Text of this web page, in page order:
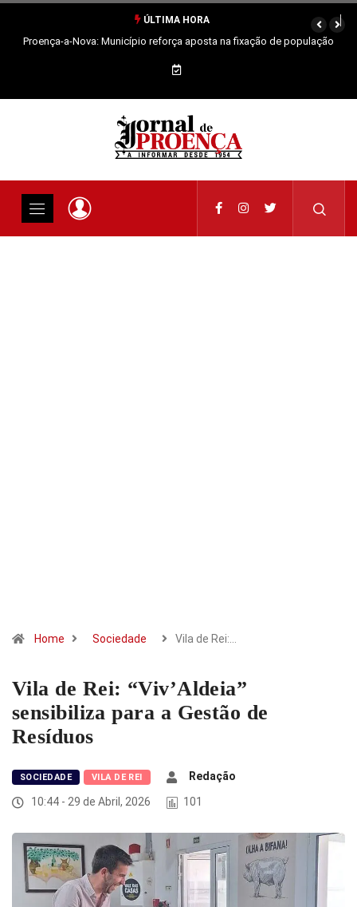
ÚLTIMA HORA
Proença-a-Nova: Município reforça aposta na fixação de população
Home Sociedade Vila de Rei:…
Vila de Rei: “Viv’Aldeia”
sensibiliza para a Gestão de
Resíduos
SOCIEDADE VILA DE REI
Redação
10:44 - 29 de Abril, 2026
101